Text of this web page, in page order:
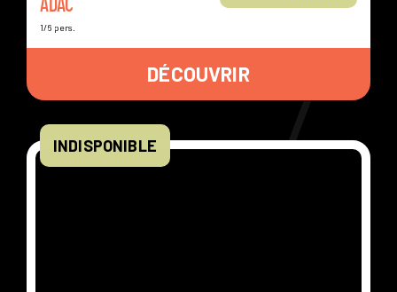
1/6 pers.
DÉCOUVRIR
INDISPONIBLE